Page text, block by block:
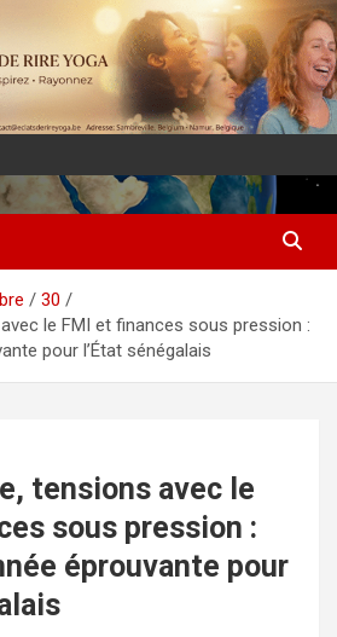
30
le FMI et finances sous pression :
pour l’État sénégalais
tensions avec le
sous pression :
éprouvante pour